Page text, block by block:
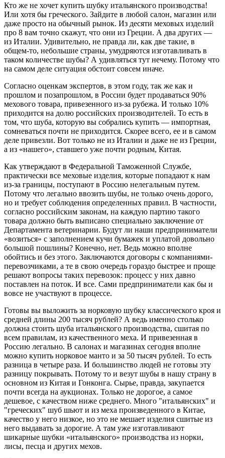
Кто же не хочет купить шубку итальянского производства!
Или хотя бы греческого. Зайдите в любой салон, магазин или
даже просто на обычный рынок. Из десяти меховых изделий
про 8 вам точно скажут, что они из Греции. А два других —
из Италии. Удивительно, не правда ли, как две такие, в
общем-то, небольшие страны, умудряются изготавливать в
таком количестве шубы? А удивляться тут нечему. Потому что
на самом деле ситуация обстоит совсем иначе.
Согласно оценкам экспертов, в этом году, так же как и
прошлом и позапрошлом, в России будет продаваться 90%
мехового товара, привезенного из-за рубежа. И только 10%
приходится на долю российских производителей. То есть в
том, что шуба, которую вы собрались купить — импортная,
сомневаться почти не приходится. Скорее всего, ее и в самом
деле привезли. Вот только не из Италии и даже не из Греции,
а из «нашего», ставшего уже почти родным, Китая.
Как утверждают в Федеральной Таможенной Службе,
практически все меховые изделия, которые попадают к нам
из-за границы, поступают в Россию нелегальным путем.
Потому что легально ввозить шубы, не только очень дорого,
но и требует соблюдения определенных правил. В частности,
согласно российским законам, на каждую партию такого
товара должно быть выписано специально заключение от
Департамента ветеринарии. Будут ли наши предприниматели
«возиться» с заполнением кучи бумажек и уплатой довольно
большой пошлины? Конечно, нет. Ведь можно вполне
обойтись и без этого. Заключаются договоры с компаниями-
перевозчиками, а те в свою очередь гораздо быстрее и проще
решают вопросы таких перевозок: процесс у них давно
поставлен на поток. И все. Сами предприниматели как бы и
вовсе не участвуют в процессе.
Готовы вы выложить за норковую шубку классического кроя и
средней длины 200 тысяч рублей? А ведь именно столько
должна стоить шуба итальянского производства, сшитая по
всем правилам, из качественного меха. И привезенная в
Россию легально. В салонах и магазинах сегодня вполне
можно купить норковое манто и за 50 тысяч рублей. То есть
разница в четыре раза. И большинство людей не готовы эту
разницу покрывать. Потому то и везут шубы в нашу страну в
основном из Китая и Гонконга. Сырье, правда, закупается
почти всегда на аукционах. Только не дорогое, а самое
дешевое, с качеством ниже среднего. Много "итальянских" и
"греческих" шуб шьют и из меха произведенного в Китае,
качество у него низкое, но это не мешает изделия сшитые из
него выдавать за дорогие. А там уже изготавливают
шикарные шубки «итальянского» производства из норки,
лисы, песца и других мехов.